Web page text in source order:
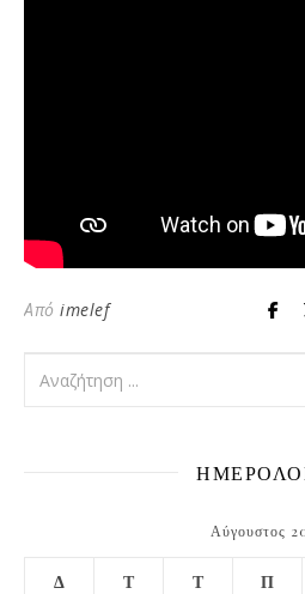
Από imelef
Αύγουστος
Δ Τ Τ Π